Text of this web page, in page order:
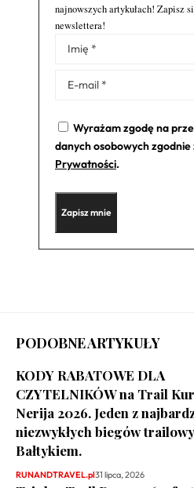
najnowszych artykułach! Zapisz
newslettera!
Wyrażam zgodę na
danych osobowych zgodnie
Prywatności.
Alternative:
PODOBNE ARTYKUŁY
KODY RABATOWE DLA
CZYTELNIKÓW na Trail
Nerija 2026. Jeden z
niezwykłych biegów
Bałtykiem.
RUNANDTRAVEL.pl31 lipca, 2026